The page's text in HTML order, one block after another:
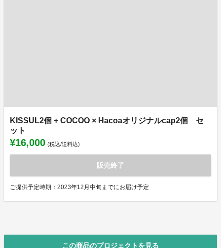
KISSUL2個 + COCOO × Hacoaオリジナルcap2個 セ
ット
¥16,000 (税込/送料込)
販売終了
ご提供予定時期：2023年12月中旬までにお届け予定
この商品のプロジェクトを見る